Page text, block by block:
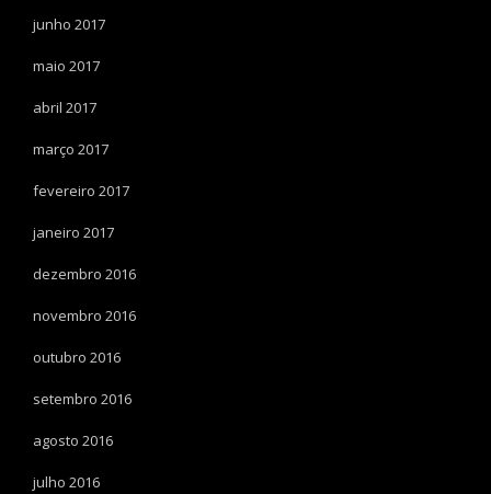
junho 2017
maio 2017
abril 2017
março 2017
fevereiro 2017
janeiro 2017
dezembro 2016
novembro 2016
outubro 2016
setembro 2016
agosto 2016
julho 2016